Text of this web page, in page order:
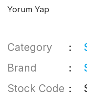
Yorum Yap
Category
Brand
Stock Code